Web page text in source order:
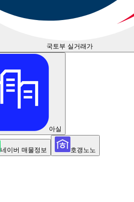
국토부 실거래가
아실
네이버 매물정보
호갱노노